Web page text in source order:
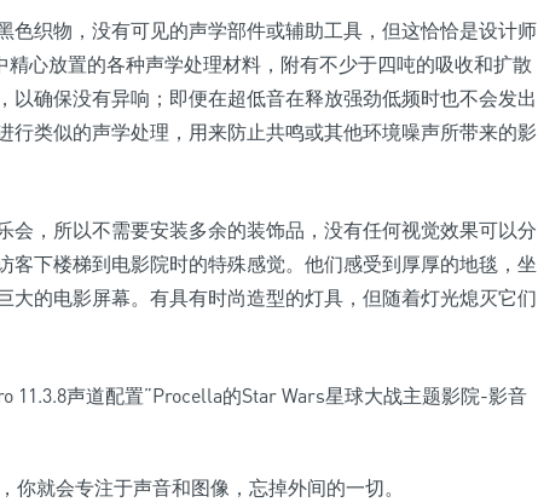
色织物，没有可见的声学部件或辅助工具，但这恰恰是设计师
心放置的各种声学处理材料，附有不少于四吨的吸收和扩散
以确保没有异响；即便在超低音在释放强劲低频时也不会发出
行类似的声学处理，用来防止共鸣或其他环境噪声所带来的影
会，所以不需要安装多余的装饰品，没有任何视觉效果可以分
客下楼梯到电影院时的特殊感觉。他们感受到厚厚的地毯，坐
大的电影屏幕。有具有时尚造型的灯具，但随着灯光熄灭它们
你就会专注于声音和图像，忘掉外间的一切。